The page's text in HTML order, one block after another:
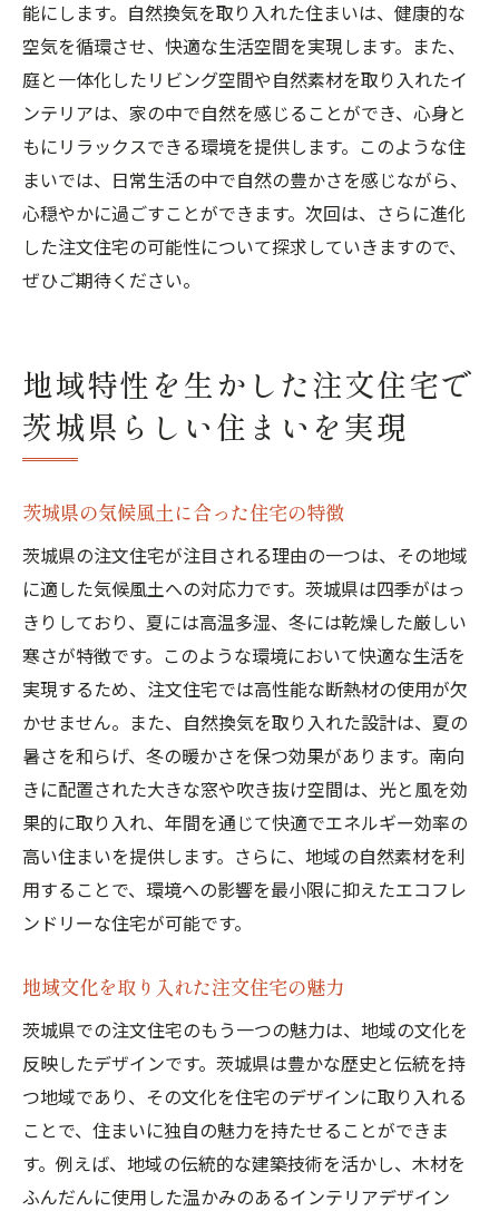
能にします。自然換気を取り入れた住まいは、健康的な
空気を循環させ、快適な生活空間を実現します。また、
庭と一体化したリビング空間や自然素材を取り入れたイ
ンテリアは、家の中で自然を感じることができ、心身と
もにリラックスできる環境を提供します。このような住
まいでは、日常生活の中で自然の豊かさを感じながら、
心穏やかに過ごすことができます。次回は、さらに進化
した注文住宅の可能性について探求していきますので、
ぜひご期待ください。
地域特性を生かした注文住宅で
茨城県らしい住まいを実現
茨城県の気候風土に合った住宅の特徴
茨城県の注文住宅が注目される理由の一つは、その地域
に適した気候風土への対応力です。茨城県は四季がはっ
きりしており、夏には高温多湿、冬には乾燥した厳しい
寒さが特徴です。このような環境において快適な生活を
実現するため、注文住宅では高性能な断熱材の使用が欠
かせません。また、自然換気を取り入れた設計は、夏の
暑さを和らげ、冬の暖かさを保つ効果があります。南向
きに配置された大きな窓や吹き抜け空間は、光と風を効
果的に取り入れ、年間を通じて快適でエネルギー効率の
高い住まいを提供します。さらに、地域の自然素材を利
用することで、環境への影響を最小限に抑えたエコフレ
ンドリーな住宅が可能です。
地域文化を取り入れた注文住宅の魅力
茨城県での注文住宅のもう一つの魅力は、地域の文化を
反映したデザインです。茨城県は豊かな歴史と伝統を持
つ地域であり、その文化を住宅のデザインに取り入れる
ことで、住まいに独自の魅力を持たせることができま
す。例えば、地域の伝統的な建築技術を活かし、木材を
ふんだんに使用した温かみのあるインテリアデザイン